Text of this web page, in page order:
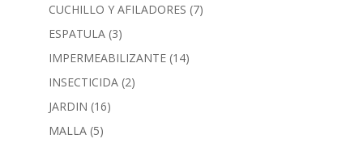
CUCHILLO Y AFILADORES (7)
ESPATULA (3)
IMPERMEABILIZANTE (14)
INSECTICIDA (2)
JARDIN (16)
MALLA (5)